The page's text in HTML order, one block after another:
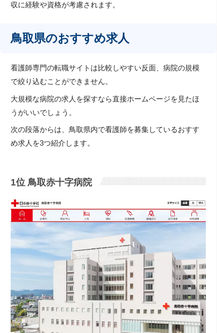
収に経験や資格が考慮されます。
鳥取県のおすすめ求人
看護師専門の転職サイトは比較しやすい反面、病院の規模
で絞り込むことができません。
大規模な病院の求人を探すなら直接ホームページを見たほ
うがいいでしょう。
次の段落からは、鳥取県内で看護師を募集しているおすす
め求人を3つ紹介します。
1位 鳥取赤十字病院